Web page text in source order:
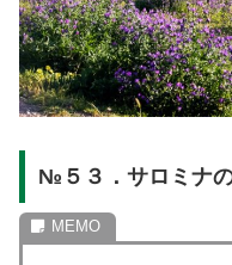
№５３．サロミナ